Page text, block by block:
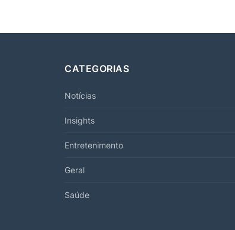
CATEGORIAS
Notícias
Insights
Entretenimento
Geral
Saúde